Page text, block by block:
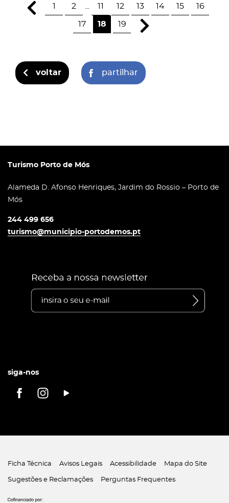
1 2 11 12 13 14 15 16
17 18 19
voltar partilhar
Turismo Porto de Mós
Alameda D. Afonso Henriques, Jardim do Rossio – Porto de
Mós
244 499 656
turismo@municipio-portodemos.pt
siga-nos
Ficha Técnica Avisos Legais Acessibilidade Mapa do Site
Sugestões e Reclamações Perguntas Frequentes